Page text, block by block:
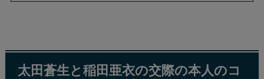
太田蒼生と稲田亜衣の交際の本人のコ